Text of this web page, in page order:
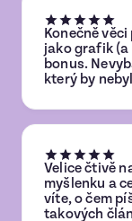
Konečně
jako grafik (a
bonus.
který by
Velice čtivě
myšlenku a
víte, o čem
takových